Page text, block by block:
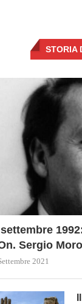
STORIA
Sergio
2021